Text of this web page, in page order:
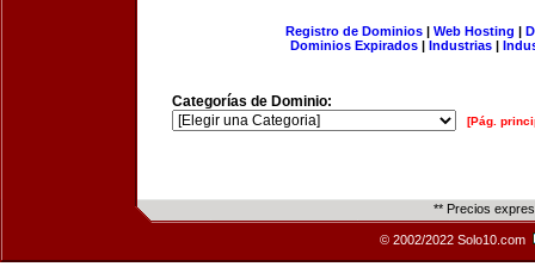
Registro de Dominios| Web Hosting |
Dominios Expirados | Industrias |
Categorías de Dominio:
[Pág.
** Precios
© 2002/2022 Solo10.com